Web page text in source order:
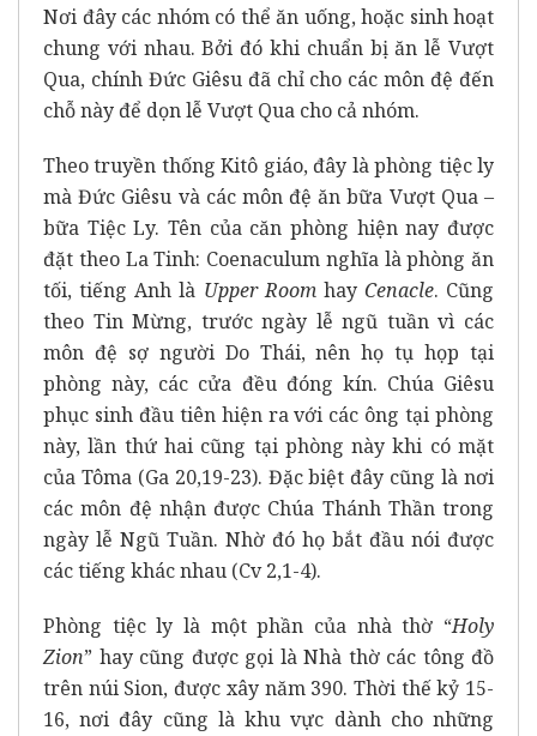
Nơi đây các nhóm có thể ăn uống, hoặc sinh hoạt
chung với nhau. Bởi đó khi chuẩn bị ăn lễ Vượt
Qua, chính Đức Giêsu đã chỉ cho các môn đệ đến
chỗ này để dọn lễ Vượt Qua cho cả nhóm.
Theo truyền thống Kitô giáo, đây là phòng tiệc ly
mà Đức Giêsu và các môn đệ ăn bữa Vượt Qua –
bữa Tiệc Ly. Tên của căn phòng hiện nay được
đặt theo La Tinh: Coenaculum nghĩa là phòng ăn
tối, tiếng Anh là Upper Roomhay Cenacle. Cũng
theo Tin Mừng, trước ngày lễ ngũ tuần vì các
môn đệ sợ người Do Thái, nên họ tụ họp tại
phòng này, các cửa đều đóng kín. Chúa Giêsu
phục sinh đầu tiên hiện ra với các ông tại phòng
này, lần thứ hai cũng tại phòng này khi có mặt
của Tôma (Ga 20,19-23). Đặc biệt đây cũng là nơi
các môn đệ nhận được Chúa Thánh Thần trong
ngày lễ Ngũ Tuần. Nhờ đó họ bắt đầu nói được
các tiếng khác nhau (Cv 2,1-4).
Phòng tiệc ly là một phần của nhà thờ “Holy
Zion” hay cũng được gọi là Nhà thờ các tông đồ
trên núi Sion, được xây năm 390. Thời thế kỷ 15-
16, nơi đây cũng là khu vực dành cho những